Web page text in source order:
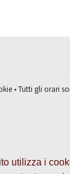
utilizza i
• Tutti gli orari